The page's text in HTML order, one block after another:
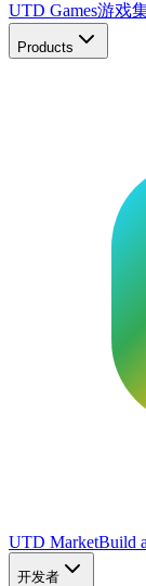
UTD Games游戏
Products
UTD MarketBuild
开发者